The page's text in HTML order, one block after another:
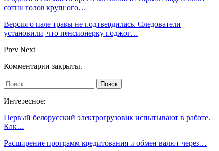
сотни голов крупного…
Версия о пале травы не подтвердилась. Следователи
установили, что пенсионерку поджог…
Prev Next
Комментарии закрыты.
Интересное:
Первый белорусский электрогрузовик испытывают в работе.
Как…
Расширение программ кредитования и обмен валют через…